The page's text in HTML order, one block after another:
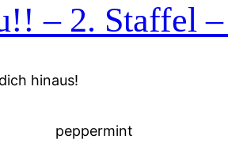
– 2. Staffel
hinaus!
peppermint